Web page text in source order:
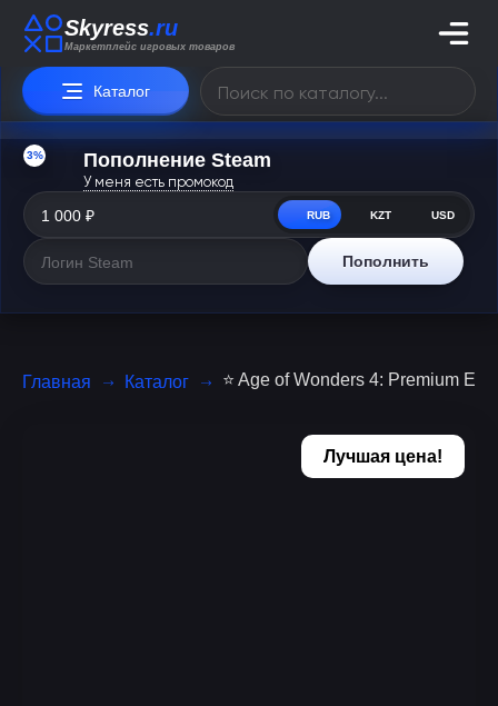
Skyress.ru
Маркетплейс игровых товаров
Каталог
3% Пополнение Steam
У меня есть промокод
RUB KZT USD
Пополнить
Главная Каталог ⭐ Age of Wonders 4: Premium
Лучшая цена!